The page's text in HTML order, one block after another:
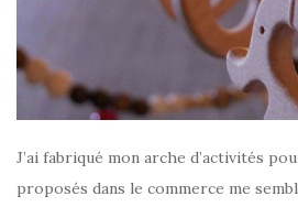
J’ai fabriqué mon arche d’activités
proposés dans le commerce me